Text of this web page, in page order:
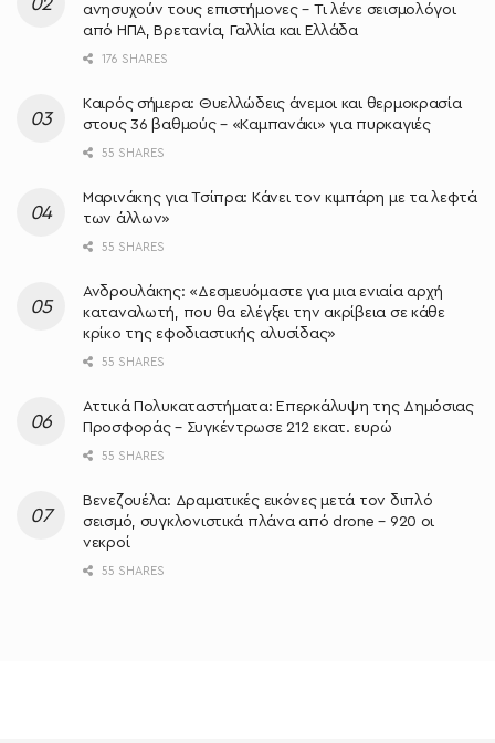
ανησυχούν τους επιστήμονες – Τι λένε σεισμολόγοι
από ΗΠΑ, Βρετανία, Γαλλία και Ελλάδα
176 SHARES
Καιρός σήμερα: Θυελλώδεις άνεμοι και θερμοκρασία
στους 36 βαθμούς – «Καμπανάκι» για πυρκαγιές
55 SHARES
Μαρινάκης για Τσίπρα: Κάνει τον κιμπάρη με τα λεφτά
των άλλων»
55 SHARES
Ανδρουλάκης: «Δεσμευόμαστε για μια ενιαία αρχή
καταναλωτή, που θα ελέγξει την ακρίβεια σε κάθε
κρίκο της εφοδιαστικής αλυσίδας»
55 SHARES
Αττικά Πολυκαταστήματα: Επερκάλυψη της Δημόσιας
Προσφοράς – Συγκέντρωσε 212 εκατ. ευρώ
55 SHARES
Βενεζουέλα: Δραματικές εικόνες μετά τον διπλό
σεισμό, συγκλονιστικά πλάνα από drone – 920 οι
νεκροί
55 SHARES